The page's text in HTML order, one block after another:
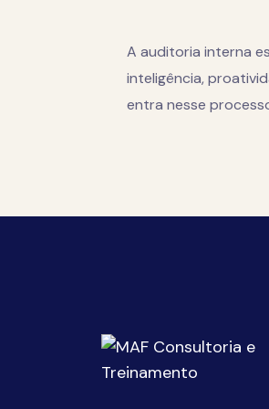
A auditoria interna
inteligência,
entra nesse